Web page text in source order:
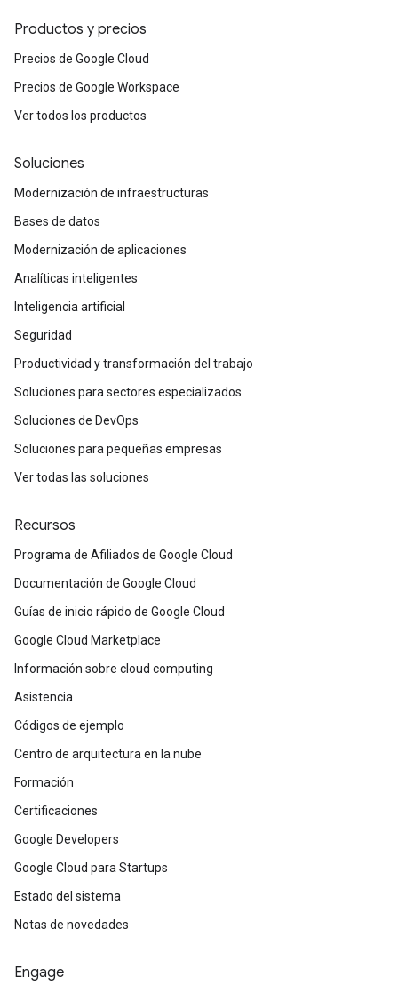
Productos y precios
Precios de Google Cloud
Precios de Google Workspace
Ver todos los productos
Soluciones
Modernización de infraestructuras
Bases de datos
Modernización de aplicaciones
Analíticas inteligentes
Inteligencia artificial
Seguridad
Productividad y transformación del trabajo
Soluciones para sectores especializados
Soluciones de DevOps
Soluciones para pequeñas empresas
Ver todas las soluciones
Recursos
Programa de Afiliados de Google Cloud
Documentación de Google Cloud
Guías de inicio rápido de Google Cloud
Google Cloud Marketplace
Información sobre cloud computing
Asistencia
Códigos de ejemplo
Centro de arquitectura en la nube
Formación
Certificaciones
Google Developers
Google Cloud para Startups
Estado del sistema
Notas de novedades
Engage